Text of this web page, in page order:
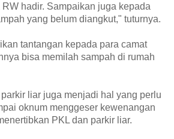
hadir. Sampaikan juga kepada
yang belum diangkut," tuturnya.
tantangan kepada para camat
bisa memilah sampah di rumah
liar juga menjadi hal yang perlu
oknum menggeser kewenangan
PKL dan parkir liar.